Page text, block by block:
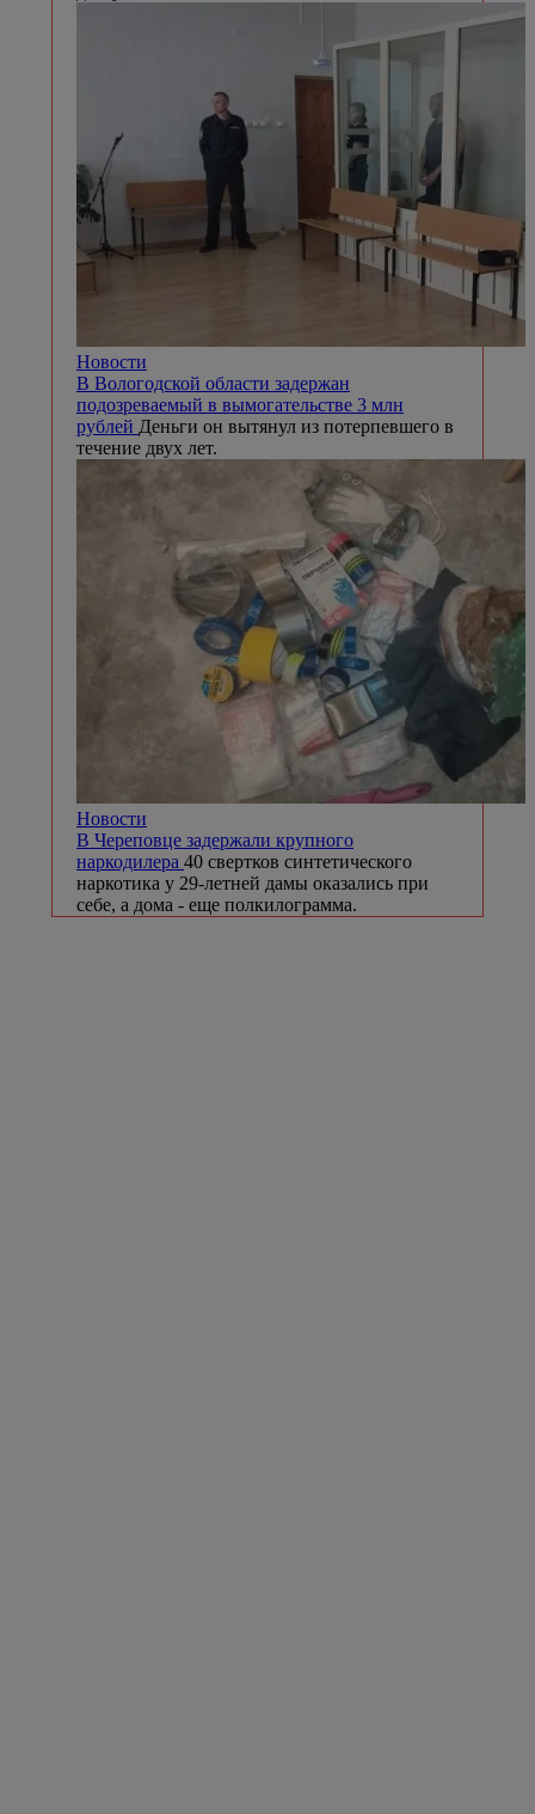
Новости
В Вологодской области задержан
подозреваемый в вымогательстве 3 млн
рублей Деньги он вытянул из потерпевшего в
течение двух лет.
Новости
В Череповце задержали крупного
наркодилера 40 свертков синтетического
наркотика у 29-летней дамы оказались при
себе, а дома - еще полкилограмма.